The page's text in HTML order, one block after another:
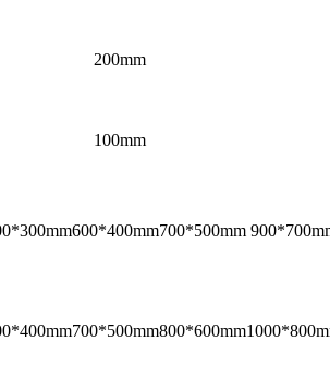
200mm
100mm
600*400mm700*500mm
700*500mm800*600mm